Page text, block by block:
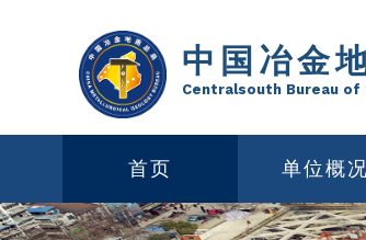
中国冶金
Centralsouth Bureau of
首页 单位概况